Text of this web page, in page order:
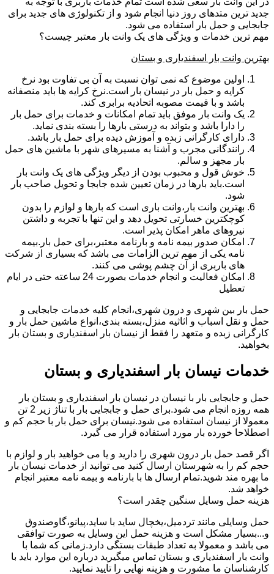
جدید ترین متدهای روز دنیا انجام شود و از تکنولوژی های جدید برای
جابجایی و حمل بار استفاده می شود.
مهم ترین خدمات و ویژگی های یک وانت بار معتبر چیست؟
بهترین وانت بار اسفندیاری و بستان
اولین موضوع که نمی توان نسبت به آن بی تفاوت بود نرخ
کرایه و حمل بار در نیسان بار است.نرخ کرایه ها باید منصفانه
باشد و با قیمت مصوبه اتحادیه برابری کند.
یک وانت بار موفق باید تمام امکانات و خدمات برای حمل بار
را دارا باشد و بتواند به درستی بارها را بسته بندی نماید.
دارای کارگرانی زبده و آموزش دیده برای حمل بار باشد.
رانندگانی مجرب و آشنا به مسیرهای شهر با ماشین های حمل
بار مجهز و سالم.
خوش قول و محبوب بودن از دیگر ویژگی های یک وانت بار
است.باید بارها در زمان تعیین شده جابجا و تحویل صاحب بار
شود.
بهترین وانت بار،وانت باری است که بارها و لوازم را بدون
کوچکترین خسارتی تحویل دهد و این تنها با تجربه و داشتن
نیروهای ماهر امکان پذیر است.
امکان صدور بیمه نامه و بارنامه معتبر،برای حمل بار.بیمه
نامه یکی از مهم ترین الزامات می باشد که بسیاری از شرکت
های باربری از آن چشم پوشی می کنند.
امکان فعالیت و انجام خدمات بصورت 24 ساعته حتی در ایام
تعطیل
حمل بار بین شهری و درون شهری،انجام کلیه خدمات جابجایی و
حمل و نقل اسباب و اثاثیه منزل،بسته بندی،انواع ماشین حمل بار و
کارگرانی زبده و متعهد را فقط از نیسان بار اسفندیاری و بستان بار
بخواهید.
خدمات نیسان بار اسفندیاری و بستان
حمل و جابجایی بار با نیسان در نیسان بار اسفندیاری و بستان بار
همه روزه انجام می شود.برای حمل و جابجایی بار با تناژ زیر 2 تن
معمولا از نیسان استفاده می شود.نیسان برای حمل بار با حجم کم و
اصطلاحا خورده بار مورد استفاده قرار می گیرد.
اگر قصد حمل بار درون شهری را دارید و یا می خواهید بار و لوازم با
حجم کم را به شهرستان ارسال کنید می توانید از خدمات نیسان بار
ما بهره مند شوید.تمام ارسال ها با بارنامه و بیمه نامه معتبر انجام
خواهد شد.
هزینه حمل وسایل سنگین چقدر است؟
حمل وسایلی مانند تردمیل،یخچال ساید با ساید،پیانو،گاوصندوق
و...بسیار مشکل است و هزینه حمل این وسایل به صورت توافقی
می باشد و معمولا به تعداد طبقات بستگی دارد.زمانی که شما با
وانت بار اسفندیاری و بستان تماس میگیرید درباره این موارد باید با
کارشناسان ما مشورت و هزینه نهایی را تایید نمایید.